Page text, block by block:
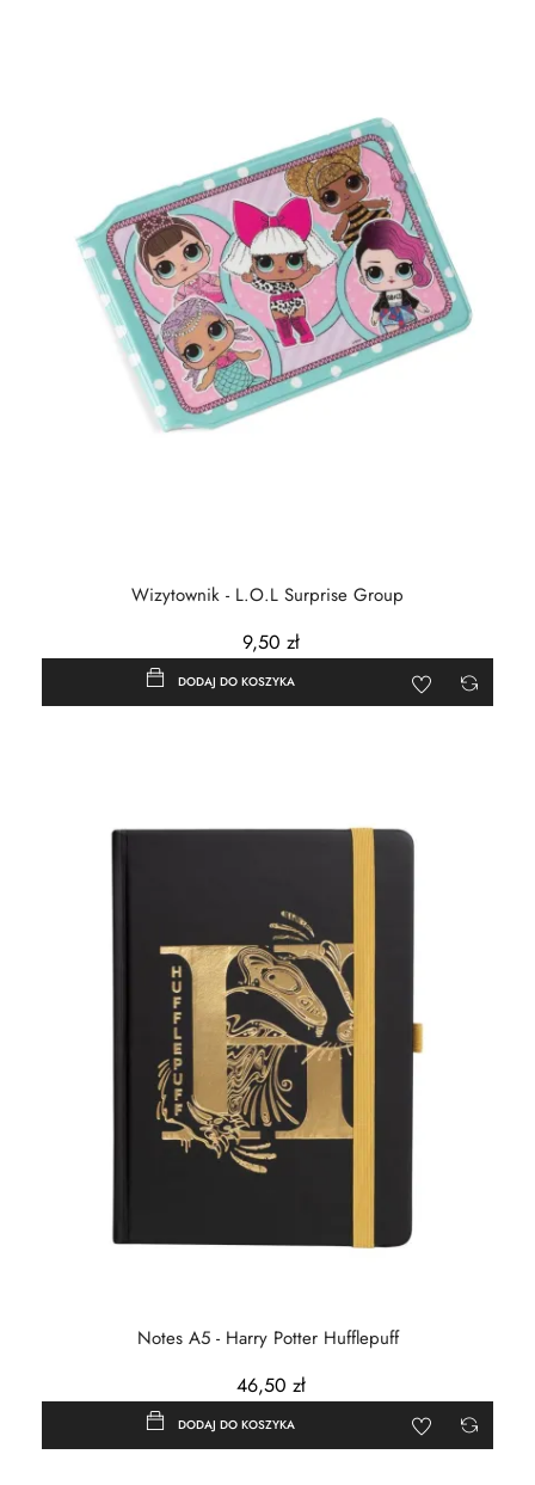
Wizytownik - L.O.L Surprise Group
9,50 zł
DODAJ DO KOSZYKA
Notes A5 - Harry Potter Hufflepuff
46,50 zł
DODAJ DO KOSZYKA